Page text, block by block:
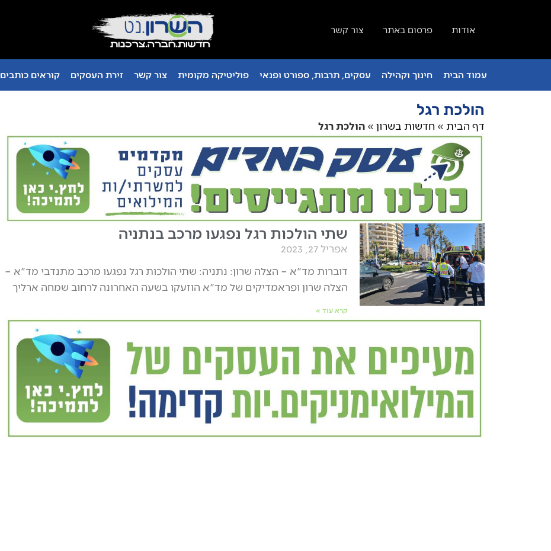
אודות פרסום באתר צור קשר
עמוד הבית חינוך וקהילה עסקים, תרבות, ספורט ופנאי פוליטיקה מקומית צור קשר זירת העסקים קוראים כותבים
הולכת רגל
דף הבית » חדשות בשרון » הולכת רגל
שתי הולכות רגל נפגעו מרכב בנתניה
אפריל 27, 2023
דוברות מד"א – הצלה שרון: נתניה: שתי הולכות רגל נפגעו מרכב מתנדבי מד"א –
הצלה שרון ופראמדיקים של מד"א הוזעקו בשעה האחרונה לרחוב שמחה ארליך
קרא עוד »